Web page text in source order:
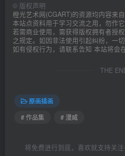
© 版权声明
橙光艺术网(CGART)的资源均内容来
本站点资料用于学习交流之用，勿作它
若需商业使用，需获得版权拥有者授
之规定。如因非法使用引起纠纷，一切
如有侵权行为，请联系告知 本站将会
THE
原画插画
# 作品集
# 漫威
将免费进行到底，喜欢就支持关